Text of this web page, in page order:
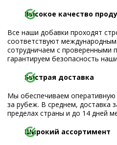
Высокое качество
Все наши добавки проходят
соответствуют
сотрудничаем с проверенными
гарантируем безопасность
Быстрая доставка
Мы обеспечиваем оперативную
за рубеж. В среднем, доставка
пределах страны и до 14 дней
Широкий ассортимент